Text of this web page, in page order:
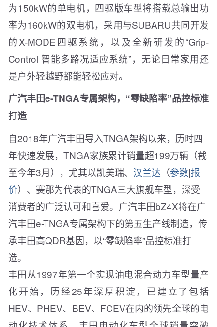
为150kW的单电机，四驱版车型将搭载总输出功
率为160kW的双电机，采用与SUBARU共同开发
的X-MODE四驱系统，以及全新研发的“Grip-
Control 智能多路况适应系统”，无论日常家用还
是户外轻越野都能轻松应对。
广汽丰田e-TNGA专属架构，“零缺陷率”品控标准
打造
自2018年广汽丰田导入TNGA架构以来，历时四
年快速发展，TNGA家族累计销量超199万辆（截
至今年3月），尤其以凯美瑞、 汉兰达 （参数|报
价）、赛那为代表的TNGA三大旗舰车型，深受
消费者的广泛认可和喜爱。广汽丰田bZ4X将在广
汽丰田e-TNGA专属架构下的第五生产线制造，传
承丰田高QDR基因，以“零缺陷率”品控标准打
造。
丰田从1997年第一个实现油电混合动力车型量产
化开始，历经25年深厚积淀，已建立了包括
HEV、PHEV、BEV、FCEV在内的领先全球的电